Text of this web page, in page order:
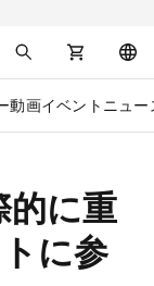
動画イベント ニュー
に重
に参